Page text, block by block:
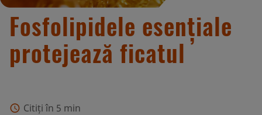
Fosfolipidele esențiale
protejează ficatul
Citiți în 5 min